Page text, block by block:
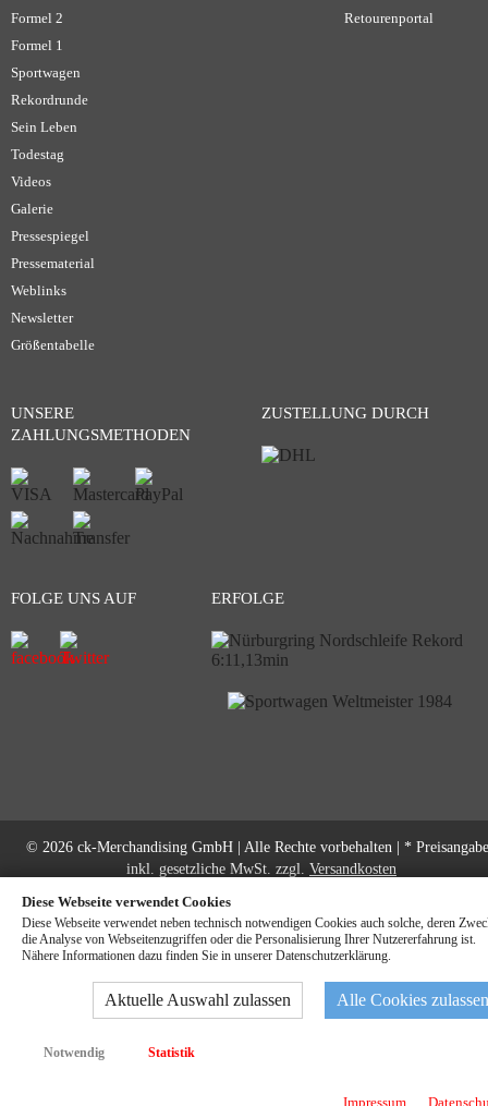
Formel 2
Formel 1
Sportwagen
Rekordrunde
Sein Leben
Todestag
Videos
Galerie
Pressespiegel
Pressematerial
Weblinks
Newsletter
Größentabelle
Retourenportal
UNSERE
ZAHLUNGSMETHODEN
ZUSTELLUNG DURCH
FOLGE UNS AUF ERFOLGE
© 2026 ck-Merchandising GmbH | Alle Rechte vorbehalten | *
inkl. gesetzliche MwSt. zzgl. Versandkosten
Diese Webseite verwendet Cookies
Diese Webseite verwendet neben technisch notwendigen Cookies auch solche, deren
die Analyse von Webseitenzugriffen oder die Personalisierung Ihrer Nutzererfahrung ist.
Nähere Informationen dazu finden Sie in unserer Datenschutzerklärung.
Aktuelle Auswahl zulassen Alle Cookies zulassen
Notwendig Statistik
Impressum